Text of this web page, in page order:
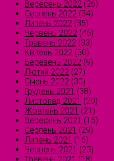
Вересень 2022 (26)
Серпень 2022 (34)
Липень 2022 (35)
Червень 2022 (46)
Травень 2022 (33)
Квітень 2022 (30)
Березень 2022 (9)
Лютий 2022 (27)
Січень 2022 (30)
Грудень 2021 (38)
Листопад 2021 (20)
Жовтень 2021 (21)
Вересень 2021 (15)
Серпень 2021 (29)
Липень 2021 (16)
Червень 2021 (23)